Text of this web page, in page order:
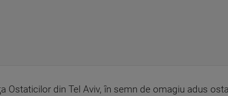
Ostaticilor din Tel Aviv, în semn de omagiu adus